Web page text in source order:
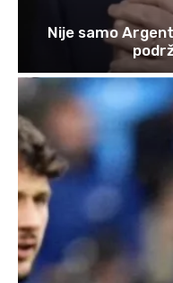
Nije samo